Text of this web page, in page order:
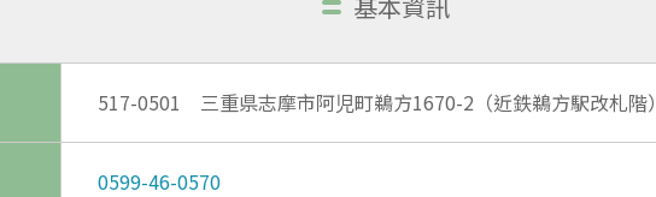
517-0501 三重県志摩市阿児町鵜方1670-2（近鉄鵜方駅改札階
0599-46-0570